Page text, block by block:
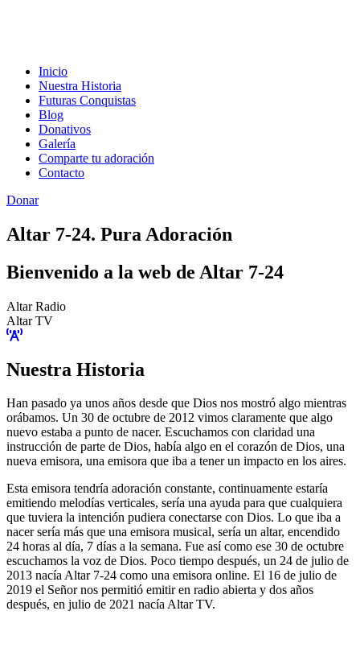
Inicio
Nuestra Historia
Futuras Conquistas
Blog
Donativos
Galería
Comparte tu adoración
Contacto
Donar
Altar 7-24. Pura Adoración
Bienvenido a la web de Altar 7-24
Altar Radio
Altar TV
Nuestra Historia
Han pasado ya unos años desde que Dios nos mostró algo mientras
orábamos. Un 30 de octubre de 2012 vimos claramente que algo
nuevo estaba a punto de nacer. Escuchamos con claridad una
instrucción de parte de Dios, había algo en el corazón de Dios, una
nueva emisora, una emisora que iba a tener un impacto en los aires.
Esta emisora tendría adoración constante, continuamente estaría
emitiendo melodías verticales, sería una ayuda para que cualquiera
que tuviera la intención pudiera conectarse con Dios. Lo que iba a
nacer sería más que una emisora musical, sería un altar, encendido
24 horas al día, 7 días a la semana. Fue así como ese 30 de octubre
escuchamos la voz de Dios. Poco tiempo después, un 24 de julio de
2013 nacía Altar 7-24 como una emisora online. El 16 de julio de
2019 el Señor nos permitió emitir en radio abierta y dos años
después, en julio de 2021 nacía Altar TV.